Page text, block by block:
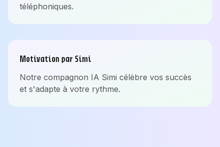
téléphoniques.
Motivation par Simi
Notre compagnon IA Simi célèbre vos succès
et s'adapte à votre rythme.